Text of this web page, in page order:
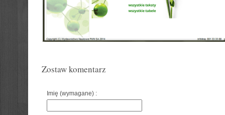
Zostaw komentarz
Imię (wymagane) :